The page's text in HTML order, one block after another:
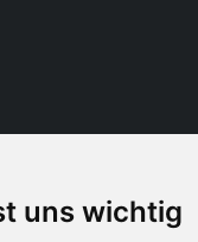
uns wichtig